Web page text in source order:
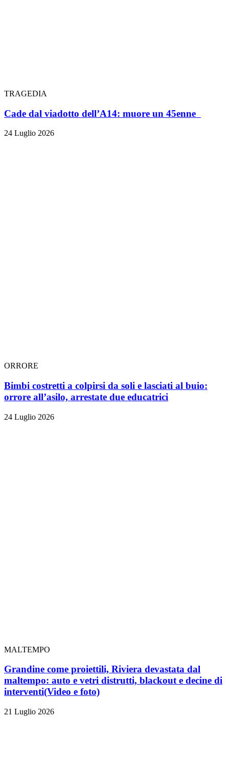
TRAGEDIA
Cade dal viadotto dell’A14: muore un 45enne
24 Luglio 2026
ORRORE
Bimbi costretti a colpirsi da soli e lasciati al buio:
orrore all’asilo, arrestate due educatrici
24 Luglio 2026
MALTEMPO
Grandine come proiettili, Riviera devastata dal
maltempo: auto e vetri distrutti, blackout e decine di
interventi(Video e foto)
21 Luglio 2026